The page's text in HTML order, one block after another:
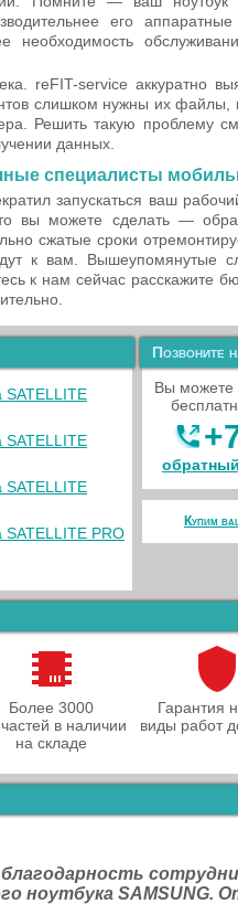
его аппаратные
необходимость
reFIT-service аккуратно
слишком нужны их файлы,
Решить такую проблему
данных.
специалисты
запускаться ваш
вы можете сделать —
сжатые сроки
к вам. Вышеупомянутые
к нам сейчас расскажите
SATELLITE
SATELLITE
SATELLITE
SATELLITE PRO
Позвоните
Вы можете
Купим
Более 3000
в наличии
на складе
Гарантия
виды работ
ноутбука SAMSUNG.